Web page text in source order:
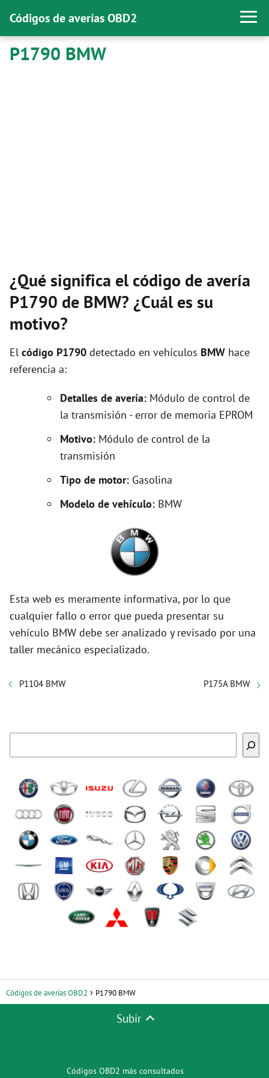
Códigos de averías OBD2
P1790 BMW
¿Qué significa el código de avería
P1790 de BMW? ¿Cuál es su
motivo?
El código P1790 detectado en vehículos BMW hace
referencia a:
Detalles de avería: Módulo de control de
la transmisión - error de memoria EPROM
Motivo: Módulo de control de la
transmisión
Tipo de motor: Gasolina
Modelo de vehículo: BMW
Esta web es meramente informativa, por lo que
cualquier fallo o error que pueda presentar su
vehículo BMW debe ser analizado y revisado por una
taller mecánico especializado.
P1104 BMW P175A BMW
Códigos de averías OBD2 P1790 BMW
Subir
Códigos OBD2 más consultados